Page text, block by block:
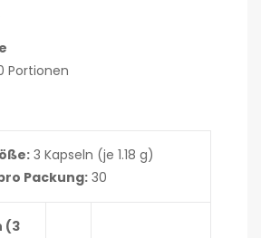
Portionen
3 Kapseln (je 1.18 g)
Packung: 30
(3